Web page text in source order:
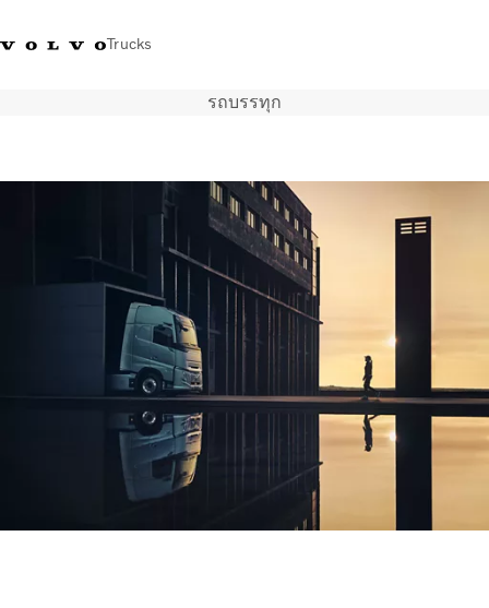
Trucks
Volvo Trucks Thailand Facebook
การใช้งานด้านการขนส่ง
สถานที่ตั้งของตัวแทนจำหน่าย
รถบรรทุก